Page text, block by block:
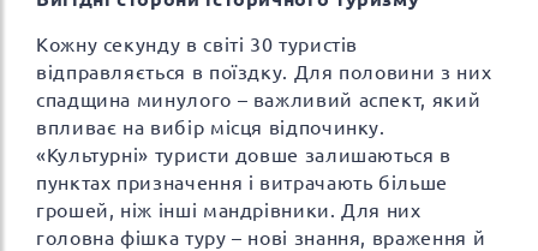
Кожну секунду в світі 30 туристів
відправляється в поїздку. Для половини з них
спадщина минулого – важливий аспект, який
впливає на вибір місця відпочинку.
«Культурні» туристи довше залишаються в
пунктах призначення і витрачають більше
грошей, ніж інші мандрівники. Для них
головна фішка туру – нові знання, враження й